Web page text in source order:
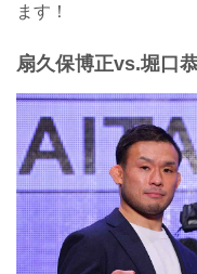
ます！
扇久保博正vs.堀口